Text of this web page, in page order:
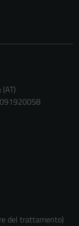
del trattamento)